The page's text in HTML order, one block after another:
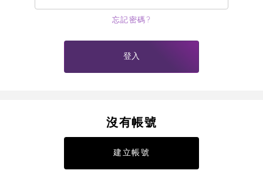
忘記密碼?
登入
沒有帳號
建立帳號